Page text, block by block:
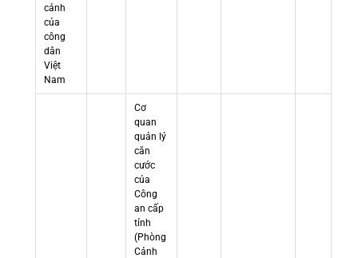
cảnh
của
công
dân
Việt
Nam
Cơ
quan
quản lý
căn
cước
của
Công
an cấp
tỉnh
(Phòng
Cảnh